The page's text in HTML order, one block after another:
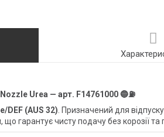
Urea — арт. F14761000 🔵⛽
DEF (AUS 32) . Призначений для
гарантує чисту подачу без корозії та